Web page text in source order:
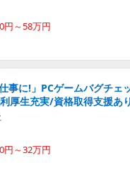
円～58万円
事に!」PCゲームバグチェ
厚生充実/資格取得支援あり
円～32万円